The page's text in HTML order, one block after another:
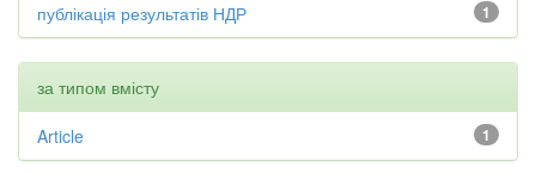
1
публікація результатів НДР
за типом вмісту
1
Article